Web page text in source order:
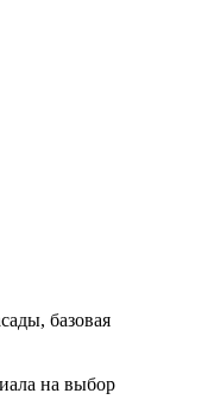
базовая
на выбор